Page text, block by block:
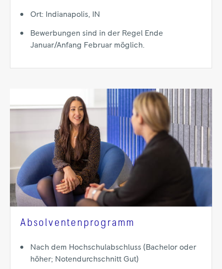
Ort: Indianapolis, IN
Bewerbungen sind in der Regel Ende
Januar/Anfang Februar möglich.
Absolventenprogramm
Nach dem Hochschulabschluss (Bachelor oder
höher; Notendurchschnitt Gut)